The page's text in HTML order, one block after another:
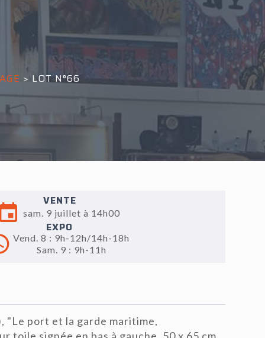
> LOT N°66
VENTE
sam. 9 juillet à 14h00
EXPO
Vend. 8 : 9h-12h/14h-18h
Sam. 9 : 9h-11h
"Le port et la garde maritime,